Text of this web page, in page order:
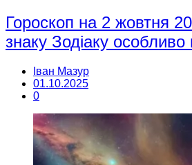
Гороскоп на 2 жовтня
знаку Зодіаку
Іван Мазур
01.10.2025
0